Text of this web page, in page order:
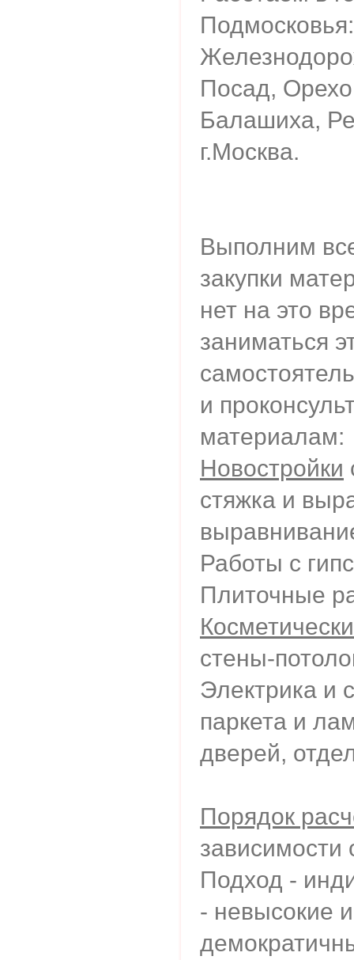
Подмосковья:
Посад,
Балашиха,
г.Москва.
Выполним
закупки
нет на это
заниматься
и
материалам:
Новостройки
стяжка и
Работы с
Плиточные
стены-
Электрика и
паркета и
дверей,
Порядок
зависимости
Подход -
- невысокие